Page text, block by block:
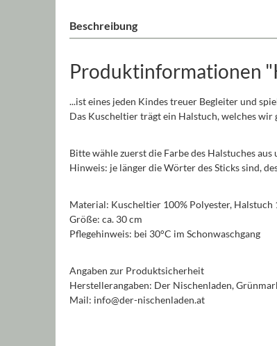
Beschreibung
Produktinformationen
...ist eines jeden Kindes treuer Begleiter und
Das Kuscheltier trägt ein Halstuch, welches
Bitte wähle zuerst die Farbe des Halstuches
Hinweis: je länger die Wörter des Sticks sind,
Material: Kuscheltier 100% Polyester, Halstuch
Größe: ca. 30 cm
Pflegehinweis: bei 30°C im Schonwaschgang
Angaben zur Produktsicherheit
Herstellerangaben: Der Nischenladen,
Mail: info@der-nischenladen.at